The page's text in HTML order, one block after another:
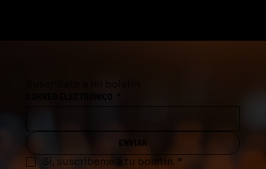
Suscríbete a mi boletín
CORREO ELECTRONICO
ENVIAR
Sí, suscríbeme a tu boletín. *